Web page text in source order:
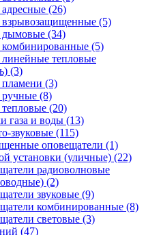
(26)
взрывозащищенные (5)
дымовые (34)
(5)
тепловые
(3)
(3)
ручные (8)
(20)
газа и воды (13)
звуковые (115)
оповещатели (1)
установки (уличные) (22)
радиоволновые
(2)
звуковые (9)
комбинированные (8)
световые (3)
(47)